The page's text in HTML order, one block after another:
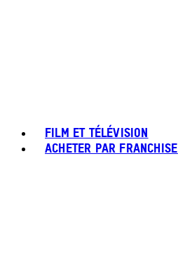
FILM ET TÉLÉVISION
ACHETER PAR FRANCHISE